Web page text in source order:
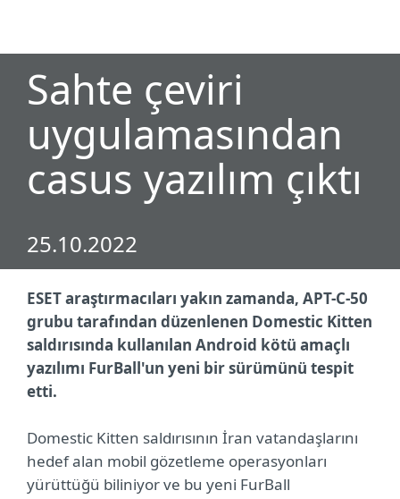
Sahte çeviri
uygulamasından
casus yazılım çıktı
25.10.2022
ESET araştırmacıları yakın zamanda, APT-C-50
grubu tarafından düzenlenen Domestic Kitten
saldırısında kullanılan Android kötü amaçlı
yazılımı FurBall'un yeni bir sürümünü tespit
etti.
Domestic Kitten saldırısının İran vatandaşlarını
hedef alan mobil gözetleme operasyonları
yürüttüğü biliniyor ve bu yeni FurBall